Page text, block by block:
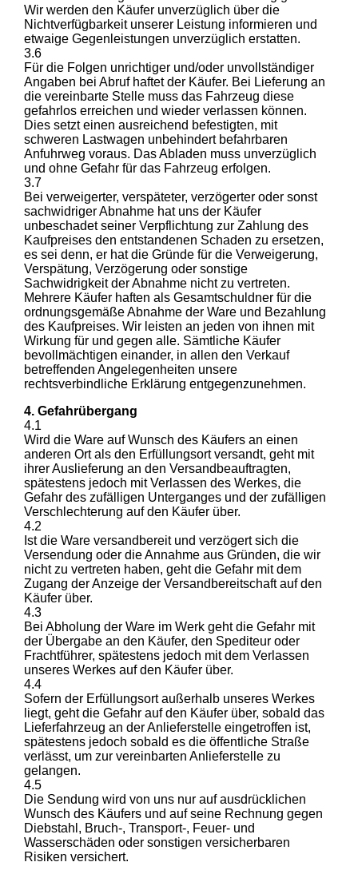
Wir werden den Käufer unverzüglich über die
Nichtverfügbarkeit unserer Leistung informieren und
etwaige Gegenleistungen unverzüglich erstatten.
3.6
Für die Folgen unrichtiger und/oder unvollständiger
Angaben bei Abruf haftet der Käufer. Bei Lieferung an
die vereinbarte Stelle muss das Fahrzeug diese
gefahrlos erreichen und wieder verlassen können.
Dies setzt einen ausreichend befestigten, mit
schweren Lastwagen unbehindert befahrbaren
Anfuhrweg voraus. Das Abladen muss unverzüglich
und ohne Gefahr für das Fahrzeug erfolgen.
3.7
Bei verweigerter, verspäteter, verzögerter oder sonst
sachwidriger Abnahme hat uns der Käufer
unbeschadet seiner Verpflichtung zur Zahlung des
Kaufpreises den entstandenen Schaden zu ersetzen,
es sei denn, er hat die Gründe für die Verweigerung,
Verspätung, Verzögerung oder sonstige
Sachwidrigkeit der Abnahme nicht zu vertreten.
Mehrere Käufer haften als Gesamtschuldner für die
ordnungsgemäße Abnahme der Ware und Bezahlung
des Kaufpreises. Wir leisten an jeden von ihnen mit
Wirkung für und gegen alle. Sämtliche Käufer
bevollmächtigen einander, in allen den Verkauf
betreffenden Angelegenheiten unsere
rechtsverbindliche Erklärung entgegenzunehmen.
4. Gefahrübergang
4.1
Wird die Ware auf Wunsch des Käufers an einen
anderen Ort als den Erfüllungsort versandt, geht mit
ihrer Auslieferung an den Versandbeauftragten,
spätestens jedoch mit Verlassen des Werkes, die
Gefahr des zufälligen Unterganges und der zufälligen
Verschlechterung auf den Käufer über.
4.2
Ist die Ware versandbereit und verzögert sich die
Versendung oder die Annahme aus Gründen, die wir
nicht zu vertreten haben, geht die Gefahr mit dem
Zugang der Anzeige der Versandbereitschaft auf den
Käufer über.
4.3
Bei Abholung der Ware im Werk geht die Gefahr mit
der Übergabe an den Käufer, den Spediteur oder
Frachtführer, spätestens jedoch mit dem Verlassen
unseres Werkes auf den Käufer über.
4.4
Sofern der Erfüllungsort außerhalb unseres Werkes
liegt, geht die Gefahr auf den Käufer über, sobald das
Lieferfahrzeug an der Anlieferstelle eingetroffen ist,
spätestens jedoch sobald es die öffentliche Straße
verlässt, um zur vereinbarten Anlieferstelle zu
gelangen.
4.5
Die Sendung wird von uns nur auf ausdrücklichen
Wunsch des Käufers und auf seine Rechnung gegen
Diebstahl, Bruch-, Transport-, Feuer- und
Wasserschäden oder sonstigen versicherbaren
Risiken versichert.